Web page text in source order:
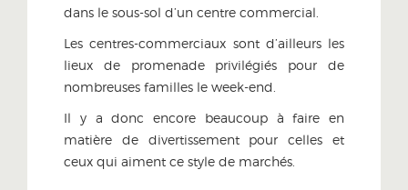
dans le sous-sol d’un centre commercial.
Les centres-commerciaux sont d’ailleurs les
lieux de promenade privilégiés pour de
nombreuses familles le week-end.
Il y a donc encore beaucoup à faire en
matière de divertissement pour celles et
ceux qui aiment ce style de marchés.